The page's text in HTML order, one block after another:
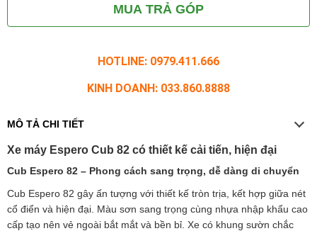
MUA TRẢ GÓP
HOTLINE: 0979.411.666
KINH DOANH: 033.860.8888
MÔ TẢ CHI TIẾT
Xe máy Espero Cub 82 có thiết kế cải tiến, hiện đại
Cub Espero 82 – Phong cách sang trọng, dễ dàng di chuyển
Cub Espero 82 gây ấn tượng với thiết kế tròn trịa, kết hợp giữa nét
cổ điển và hiện đại. Màu sơn sang trọng cùng nhựa nhập khẩu cao
cấp tạo nên vẻ ngoài bắt mắt và bền bỉ. Xe có khung sườn chắc